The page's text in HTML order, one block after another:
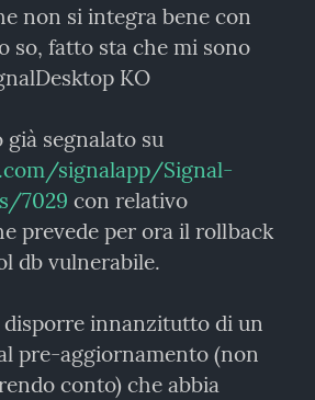
non si integra bene con
so, fatto sta che mi sono
KO
signalapp/Signal-
7029 con relativo
prevede per ora il rollback
db vulnerabile.
disporre innanzitutto di un
pre-aggiornamento (non
conto) che abbia